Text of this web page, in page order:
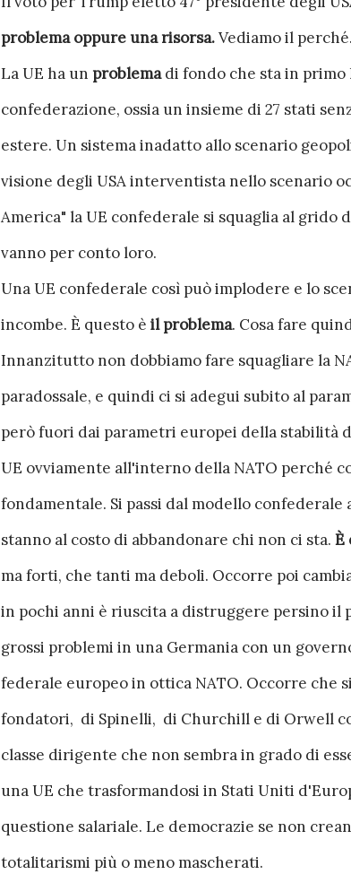
problema oppure una risorsa.Vediamo il perché.
La UE ha un problemadi fondo che sta in primo
confederazione, ossia un insieme di 27 stati
estere. Un sistema inadatto allo scenario
visione degli USA interventista nello scenario
America" la UE confederale si squaglia al
vanno per conto loro.
Una UE confederale così può implodere e lo
incombe. È questo è il problema. Cosa fare
Innanzitutto non dobbiamo fare squagliare la
paradossale, e quindi ci si adegui subito al
però fuori dai parametri europei della stabilità
UE ovviamente all'interno della NATO perché
fondamentale. Si passi dal modello confederale
stanno al costo di abbandonare chi non ci sta. È
ma forti, che tanti ma deboli. Occorre poi
in pochi anni è riuscita a distruggere persino
grossi problemi in una Germania con un
federale europeo in ottica NATO. Occorre che
fondatori, di Spinelli, di Churchill e di Orwell
classe dirigente che non sembra in grado di
una UE che trasformandosi in Stati Uniti
questione salariale. Le democrazie se non
totalitarismi più o meno mascherati.